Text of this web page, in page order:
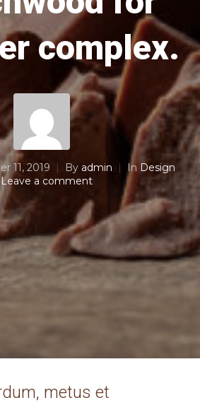
complex.
11, 2019 By admin In Design
Leave a comment
metus et